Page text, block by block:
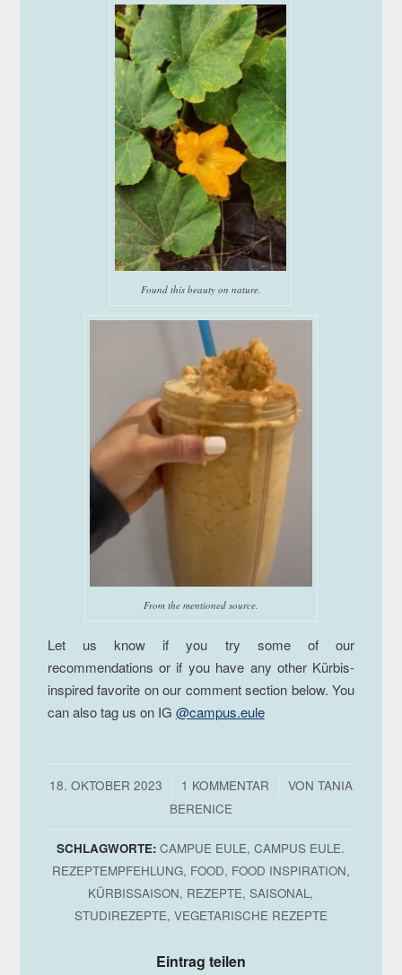
Found this beauty on nature.
From the mentioned source.
Let us know if you try some of our
recommendations or if you have any other Kürbis-
inspired favorite on our comment section below. You
can also tag us on IG @campus.eule
18. OKTOBER 2023
/ 1 KOMMENTAR
/ VON TANIA
BERENICE
SCHLAGWORTE: CAMPUE EULE,CAMPUS EULE.
REZEPTEMPFEHLUNG, FOOD, FOOD INSPIRATION,
KÜRBISSAISON, REZEPTE,SAISONAL ,
STUDIREZEPTE, VEGETARISCHE REZEPTE
Eintrag teilen